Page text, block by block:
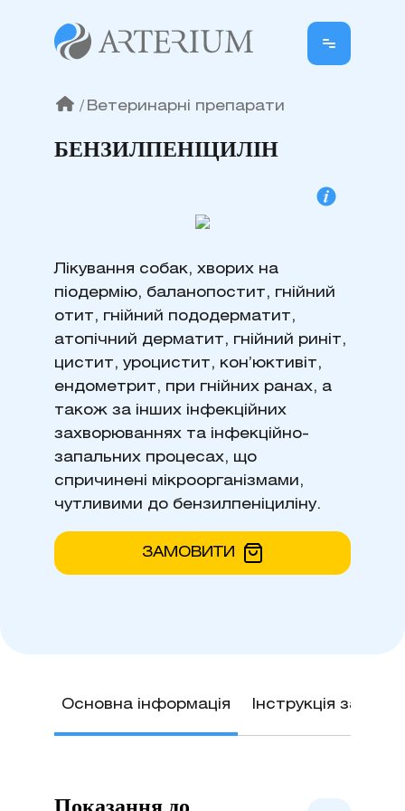
/ Ветеринарні препарати
БЕНЗИЛПЕНІЦИЛІН
Лікування собак, хворих на
піодермію, баланопостит, гнійний
отит, гнійний пододерматит,
атопічний дерматит, гнійний риніт,
цистит, уроцистит, кон’юктивіт,
ендометрит, при гнійних ранах, а
також за інших інфекційних
захворюваннях та інфекційно-
запальних процесах, що
спричинені мікроорганізмами,
чутливими до бензилпеніциліну.
ЗАМОВИТИ
Основна інформація Інструкція